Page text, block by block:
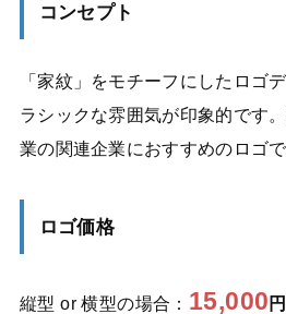
コンセプト
「家紋」をモチーフにしたロゴ
ラシックな雰囲気が印象的です
業の関連企業におすすめのロゴで
ロゴ価格
縦型 or 横型の場合： 15,000